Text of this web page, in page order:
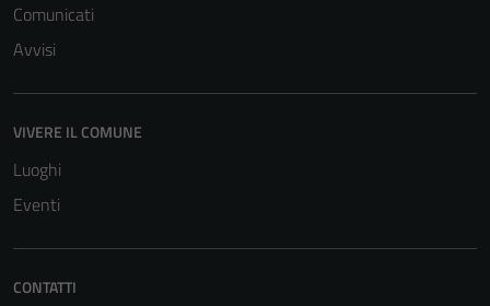
Comunicati
Avvisi
VIVERE IL COMUNE
Luoghi
Eventi
CONTATTI